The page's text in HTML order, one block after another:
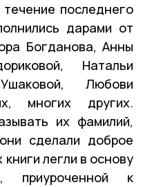
последнего
дарами от
Богданова, Анны
Натальи
Любови
многих других.
их фамилий,
сделали доброе
легли в основу
приуроченной к